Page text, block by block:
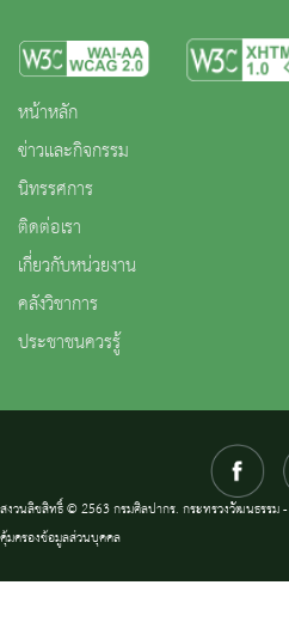
หน้าหลัก
ข่าวและกิจกรรม
นิทรรศการ
ติดต่อเรา
เกี่ยวกับหน่วยงาน
คลังวิชาการ
ประชาชนควรรู้
สงวนลิขสิทธิ์ © 2563 กรมศิลปากร. กระทรวงวัฒนธรรม -
คุ้มครองข้อมูลส่วนบุคคล